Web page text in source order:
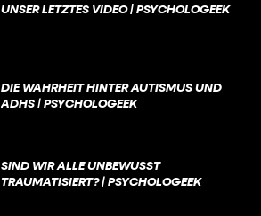
UNSER LETZTES VIDEO | PSYCHOLOGEEK
DIE WAHRHEIT HINTER AUTISMUS UND
ADHS | PSYCHOLOGEEK
SIND WIR ALLE UNBEWUSST
TRAUMATISIERT? | PSYCHOLOGEEK